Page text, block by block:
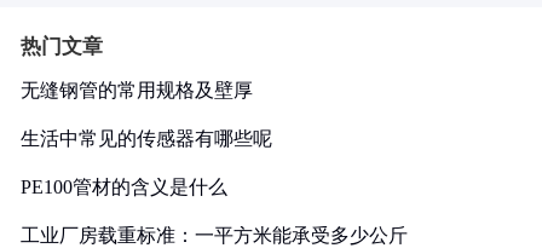
热门文章
无缝钢管的常用规格及壁厚
生活中常见的传感器有哪些呢
PE100管材的含义是什么
工业厂房载重标准：一平方米能承受多少公斤